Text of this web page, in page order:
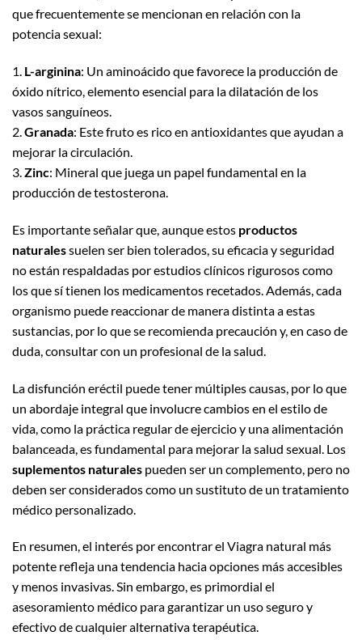
que frecuentemente se mencionan en relación con la
potencia sexual:
1. L-arginina: Un aminoácido que favorece la producción de
óxido nítrico, elemento esencial para la dilatación de los
vasos sanguíneos.
2.Granada: Este fruto es rico en antioxidantes que ayudan a
mejorar la circulación.
3.Zinc: Mineral que juega un papel fundamental en la
producción de testosterona.
Es importante señalar que, aunque estos productos
naturalessuelen ser bien tolerados, su eficacia y seguridad
no están respaldadas por estudios clínicos rigurosos como
los que sí tienen los medicamentos recetados. Además, cada
organismo puede reaccionar de manera distinta a estas
sustancias, por lo que se recomienda precaución y, en caso de
duda, consultar con un profesional de la salud.
La disfunción eréctil puede tener múltiples causas, por lo que
un abordaje integral que involucre cambios en el estilo de
vida, como la práctica regular de ejercicio y una alimentación
balanceada, es fundamental para mejorar la salud sexual. Los
suplementos naturales pueden ser un complemento, pero no
deben ser considerados como un sustituto de un tratamiento
médico personalizado.
En resumen, el interés por encontrar el Viagra natural más
potente refleja una tendencia hacia opciones más accesibles
y menos invasivas. Sin embargo, es primordial el
asesoramiento médico para garantizar un uso seguro y
efectivo de cualquier alternativa terapéutica.